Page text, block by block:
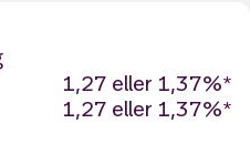
1,27 eller 1,37%*
1,27 eller 1,37%*